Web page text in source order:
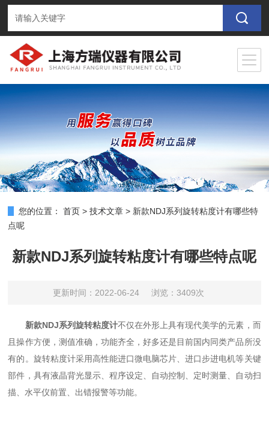
您的位置： 首页 >技术文章 > 新款NDJ系列旋转粘度计有哪些特
点呢
新款NDJ系列旋转粘度计有哪些特点呢
更新时间：2022-06-24 浏览：3409次
新款NDJ系列旋转粘度计不仅在外形上具有现代美学的元素，而
且操作方便，测值准确，功能齐全，好多还是目前国内同类产品所没
有的。旋转粘度计采用高性能进口微电脑芯片、进口步进电机等关键
部件，具有液晶背光显示、程序设定、自动控制、定时测量、自动扫
描、水平仪前置、出错报警等功能。